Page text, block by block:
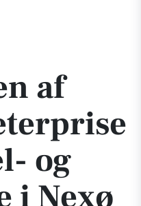
for parcel- og rækkehuse i Nexø
af
og
i Nexø